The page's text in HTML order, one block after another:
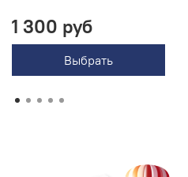
1 300 руб
Выбрать